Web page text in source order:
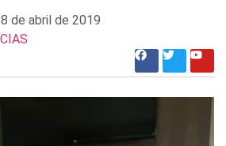
8 de abril de 2019